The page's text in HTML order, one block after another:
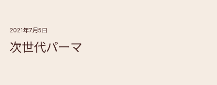
2021年7月5日
次世代パーマ